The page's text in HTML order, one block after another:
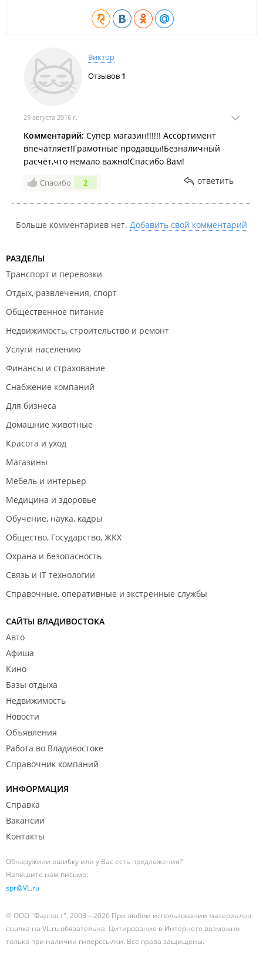
Виктор
Отзывов 1
29 августа 2016 г.
Комментарий: Супер магазин!!!!!! Ассортимент
впечатляет!Грамотные продавцы!Безналичный
расчёт,что немало важно!Спасибо Вам!
Спасибо 2 ответить
Больше комментариев нет. Добавить свой комментарий
РАЗДЕЛЫ
Транспорт и перевозки
Отдых, развлечения, спорт
Общественное питание
Недвижимость, строительство и ремонт
Услуги населению
Финансы и страхование
Снабжение компаний
Для бизнеса
Домашние животные
Красота и уход
Магазины
Мебель и интерьер
Медицина и здоровье
Обучение, наука, кадры
Общество, Государство, ЖКХ
Охрана и безопасность
Связь и IT технологии
Справочные, оперативные и экстренные службы
САЙТЫ ВЛАДИВОСТОКА
Авто
Афиша
Кино
Базы отдыха
Недвижимость
Новости
Объявления
Работа во Владивостоке
Справочник компаний
ИНФОРМАЦИЯ
Справка
Вакансии
Контакты
Обнаружили ошибку или у Вас есть предложения?
Напишите нам письмо:
spr@VL.ru
© ООО "Фарпост", 2003—2026 При любом использовании материалов
ссылка на VL.ru обязательна. Цитирование в Интернете возможно
только при наличии гиперссылки. Все права защищены.